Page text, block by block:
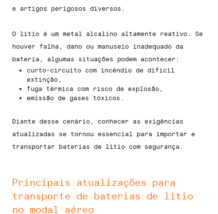
e artigos perigosos diversos.
O lítio é um metal alcalino altamente reativo. Se
houver falha, dano ou manuseio inadequado da
bateria, algumas situações podem acontecer:
curto-circuito com incêndio de difícil
extinção,
fuga térmica com risco de explosão,
emissão de gases tóxicos.
Diante desse cenário, conhecer as exigências
atualizadas se tornou essencial para importar e
transportar baterias de lítio com segurança.
Principais atualizações para
transporte de baterias de lítio
no modal aéreo